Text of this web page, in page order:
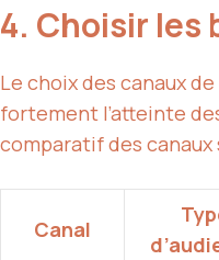
4. Choisir les
Le choix des canaux
fortement l’atteinte
comparatif des canaux
Canal